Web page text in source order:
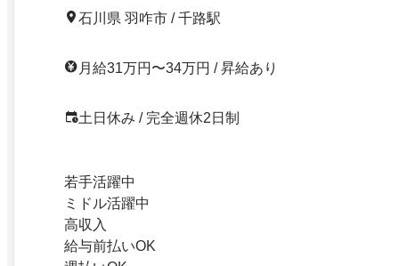
石川県 羽咋市 / 千路駅
月給31万円〜34万円 / 昇給あり
土日休み / 完全週休2日制
若手活躍中
ミドル活躍中
高収入
給与前払いOK